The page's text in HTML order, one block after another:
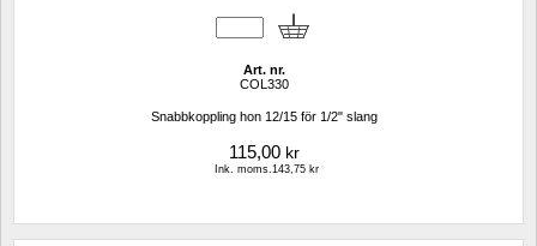
Art. nr.
COL330
Snabbkoppling hon 12/15 för 1/2" slang
115,00kr
Ink. moms.143,75 kr